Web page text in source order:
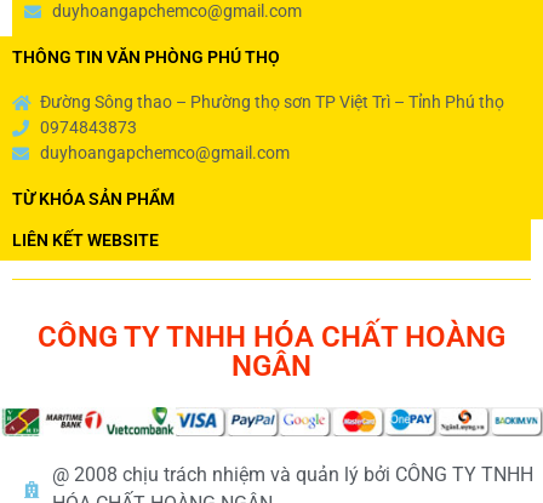
duyhoangapchemco@gmail.com
THÔNG TIN VĂN PHÒNG PHÚ THỌ
Đường Sông thao – Phường thọ sơn TP Việt Trì – Tỉnh Phú thọ
0974843873
duyhoangapchemco@gmail.com
TỪ KHÓA SẢN PHẨM
LIÊN KẾT WEBSITE
CÔNG TY TNHH HÓA CHẤT HOÀNG
NGÂN
@ 2008 chịu trách nhiệm và quản lý bởi CÔNG TY TNHH